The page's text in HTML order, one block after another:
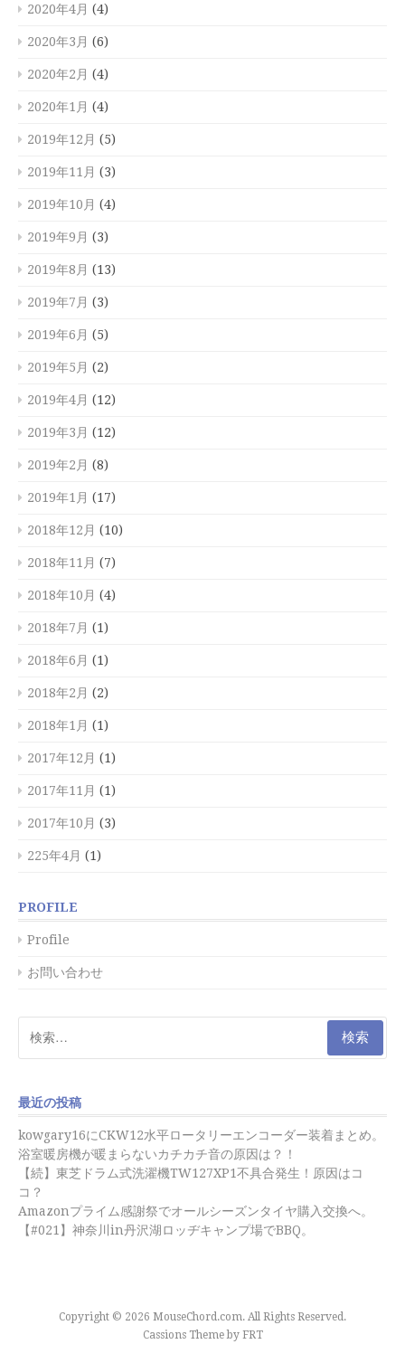
2020年4月 (4)
2020年3月 (6)
2020年2月 (4)
2020年1月 (4)
2019年12月 (5)
2019年11月 (3)
2019年10月 (4)
2019年9月 (3)
2019年8月 (13)
2019年7月 (3)
2019年6月 (5)
2019年5月 (2)
2019年4月 (12)
2019年3月 (12)
2019年2月 (8)
2019年1月 (17)
2018年12月 (10)
2018年11月 (7)
2018年10月 (4)
2018年7月 (1)
2018年6月 (1)
2018年2月 (2)
2018年1月 (1)
2017年12月 (1)
2017年11月 (1)
2017年10月 (3)
225年4月 (1)
PROFILE
Profile
お問い合わせ
索:
最近の投稿
kowgary16にCKW12水平ロータリーエンコーダー装着まとめ。
浴室暖房機が暖まらないカチカチ音の原因は？！
【続】東芝ドラム式洗濯機TW127XP1不具合発生！原因はコ
コ？
Amazonプライム感謝祭でオールシーズンタイヤ購入交換へ。
【#021】神奈川in丹沢湖ロッヂキャンプ場でBBQ。
Copyright © 2026 MouseChord.com. All Rights Reserved.
Cassions Theme by FRT